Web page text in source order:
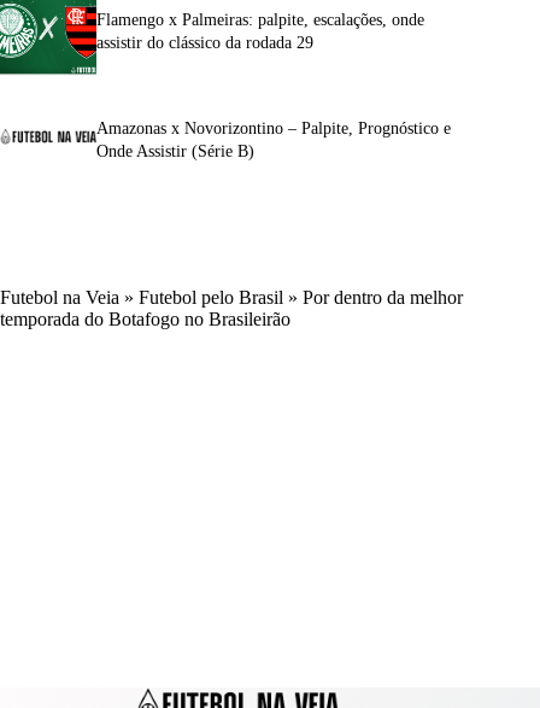
Flamengo x Palmeiras: palpite, escalações, onde
assistir do clássico da rodada 29
Amazonas x Novorizontino – Palpite, Prognóstico e
Onde Assistir (Série B)
Futebol na Veia » Futebol pelo Brasil » Por dentro da melhor
temporada do Botafogo no Brasileirão